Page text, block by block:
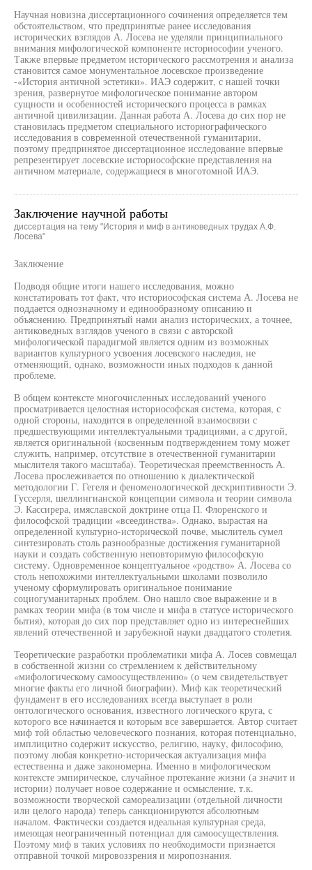
Научная новизна диссертационного сочинения определяется тем
обстоятельством, что предпринятые ранее исследования
исторических взглядов А. Лосева не уделяли принципиального
внимания мифологической компоненте историософии ученого.
Также впервые предметом исторического рассмотрения и анализа
становится самое монументальное лосевское произведение
-«История античной эстетики». ИАЭ содержит, с нашей точки
зрения, развернутое мифологическое понимание автором
сущности и особенностей исторического процесса в рамках
античной цивилизации. Данная работа А. Лосева до сих пор не
становилась предметом специального историографического
исследования в современной отечественной гуманитарии,
поэтому предпринятое диссертационное исследование впервые
репрезентирует лосевские историософские представления на
античном материале, содержащиеся в многотомной ИАЭ.
Заключение научной работы
диссертация на тему "История и миф в антиковедных трудах А.Ф.
Лосева"
Заключение
Подводя общие итоги нашего исследования, можно
констатировать тот факт, что историософская система А. Лосева не
поддается однозначному и единообразному описанию и
объяснению. Предпринятый нами анализ исторических, а точнее,
антиковедных взглядов ученого в связи с авторской
мифологической парадигмой является одним из возможных
вариантов культурного усвоения лосевского наследия, не
отменяющий, однако, возможности иных подходов к данной
проблеме.
В общем контексте многочисленных исследований ученого
просматривается целостная историософская система, которая, с
одной стороны, находится в определенной взаимосвязи с
предшествующими интеллектуальными традициями, а с другой,
является оригинальной (косвенным подтверждением тому может
служить, например, отсутствие в отечественной гуманитарии
мыслителя такого масштаба). Теоретическая преемственность А.
Лосева прослеживается по отношению к диалектической
методологии Г. Гегеля и феноменологической дескриптивности Э.
Гуссерля, шеллингианской концепции символа и теории символа
Э. Кассирера, имяславской доктрине отца П. Флоренского и
философской традиции «всеединства». Однако, вырастая на
определенной культурно-исторической почве, мыслитель сумел
синтезировать столь разнообразные достижения гуманитарной
науки и создать собственную неповторимую философскую
систему. Одновременное концептуальное «родство» А. Лосева со
столь непохожими интеллектуальными школами позволило
ученому сформулировать оригинальное понимание
социогуманитарных проблем. Оно нашло свое выражение и в
рамках теории мифа (в том числе и мифа в статусе исторического
бытия), которая до сих пор представляет одно из интереснейших
явлений отечественной и зарубежной науки двадцатого столетия.
Теоретические разработки проблематики мифа А. Лосев совмещал
в собственной жизни со стремлением к действительному
«мифологическому самоосуществлению» (о чем свидетельствует
многие факты его личной биографии). Миф как теоретический
фундамент в его исследованиях всегда выступает в роли
онтологического основания, известного логического круга, с
которого все начинается и которым все завершается. Автор считает
миф той областью человеческого познания, которая потенциально,
имплицитно содержит искусство, религию, науку, философию,
поэтому любая конкретно-историческая актуализация мифа
естественна и даже закономерна. Именно в мифологическом
контексте эмпирическое, случайное протекание жизни (а значит и
истории) получает новое содержание и осмысление, т.к.
возможности творческой самореализации (отдельной личности
или целого народа) теперь санкционируются абсолютным
началом. Фактически создается идеальная культурная среда,
имеющая неограниченный потенциал для самоосуществления.
Поэтому миф в таких условиях по необходимости признается
отправной точкой мировоззрения и миропознания.